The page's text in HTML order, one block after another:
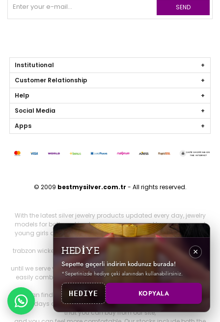
SEND
Institutional
Customer Relationship
Help
Social Media
Apps
© 2009 bestmysilver.com.tr - All rights reserved.
With the latest silver jewelry products updated every day, jewelry
models for both working business women and housewives and
young girls are silver necklaces, silver earrings, silver rings, silver
trabzon wicker, trabzon kazaziye, gold series, personalized jewelry
and brand jewelry since 2009
until we serve you. Other 925 sterling jewelry products that you can
easily combine with all jewelry products that will make you look
both elegant and stylish.
You can find it on our website. You can be more elegant on your
special days and nights with all our silver special design products
that you can buy from our site,
HEDİYE
Sepette geçerli indirim kodunuz burada!
*Sepetinizde hediye çeki alanından kullanabilirsiniz.
×
HEDIYE KOPYALA